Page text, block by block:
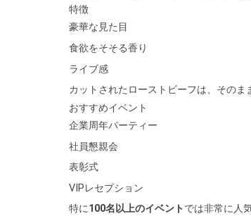
特徴
豪華な見た目
食欲をそそる香り
ライブ感
カットされたローストビーフは、そのま
おすすめイベント
企業周年パーティー
社員懇親会
表彰式
VIPレセプション
特に100名以上のイベントでは非常に人